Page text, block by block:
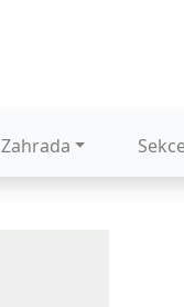
Zahrada